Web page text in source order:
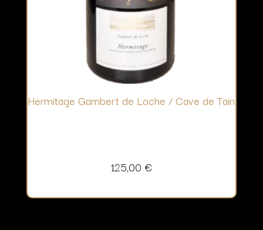
Hermitage Gambert de Loche / Cave de Tain
125,00 €